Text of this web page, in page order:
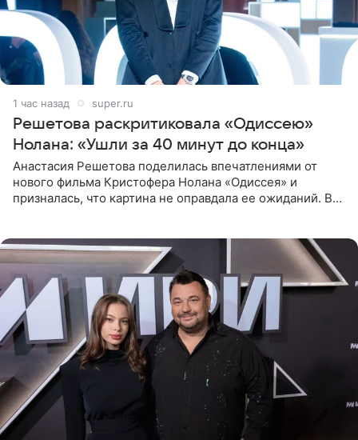
1 час назад super.ru
Решетова раскритиковала «Одиссею»
Нолана: «Ушли за 40 минут до конца»
Анастасия Решетова поделилась впечатлениями от
нового фильма Кристофера Нолана «Одиссея» и
призналась, что картина не оправдала ее ожиданий. В